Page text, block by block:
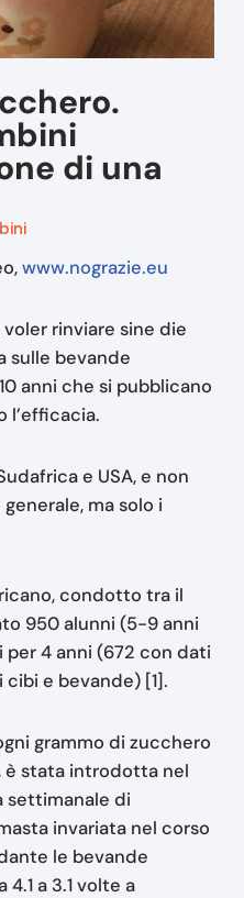
di una
www.nograzie.eu
rinviare sine die
sulle bevande
anni che si pubblicano
l’efficacia.
e USA, e non
ma solo i
condotto tra il
950 alunni (5-9 anni
4 anni (672 con dati
e bevande) [1].
grammo di zucchero
è stata introdotta nel
settimanale di
invariata nel corso
le bevande
a 3.1 volte a